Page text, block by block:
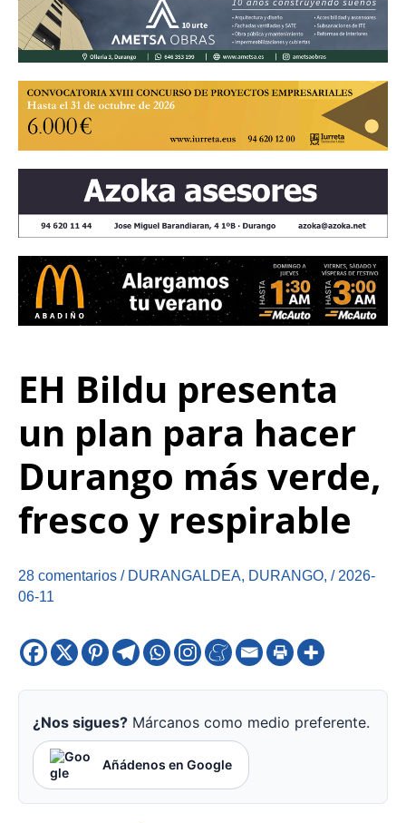
EH Bildu presenta
un plan para hacer
Durango más verde,
fresco y respirable
28 comentarios / DURANGALDEA, DURANGO, / 2026-
06-11
¿Nos sigues? Márcanos como medio preferente.
Añádenos en Google